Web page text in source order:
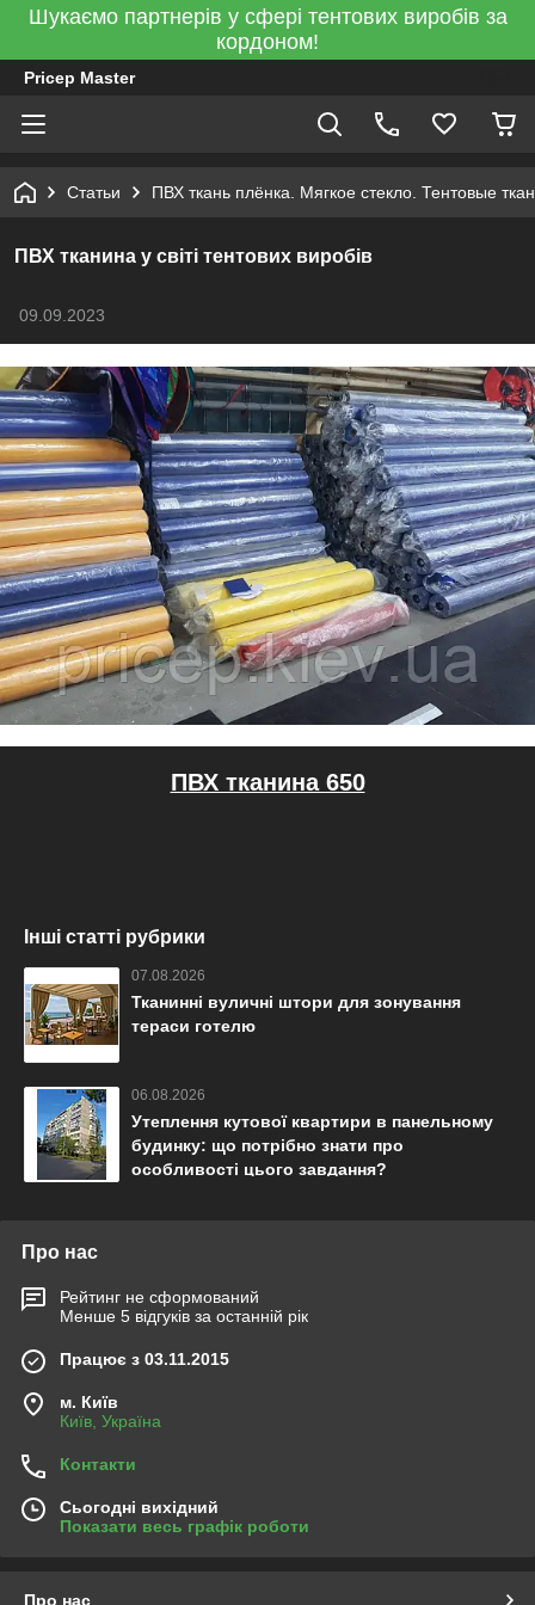
Шукаємо партнерів у сфері тентових виробів за
кордоном!
Pricep Master
Статьи ПВХ ткань плёнка. Мягкое стекло. Тентовые
ПВХ тканина у світі тентових виробів
09.09.2023
ПВХ тканина 650
Інші статті рубрики
07.08.2026
Тканинні вуличні штори для зонування
тераси готелю
06.08.2026
Утеплення кутової квартири в панельному
будинку: що потрібно знати про
особливості цього завдання?
Про нас
Рейтинг не сформований
Менше 5 відгуків за останній рік
Працює з 03.11.2015
м. Київ
Київ, Україна
Контакти
Сьогодні вихідний
Показати весь графік роботи
Про нас